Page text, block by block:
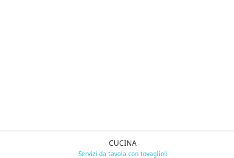
CUCINA
Servizi da tavola con tovaglioli